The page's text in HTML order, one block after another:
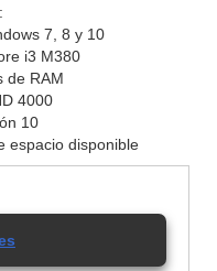
:
7, 8 y 10
i3 M380
de RAM
4000
10
espacio disponible